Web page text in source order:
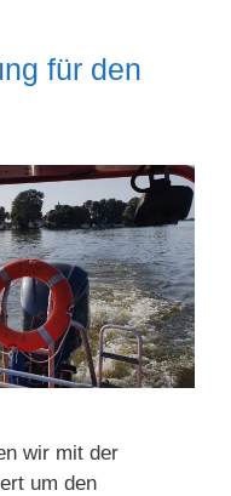
für den
wir mit der
um den